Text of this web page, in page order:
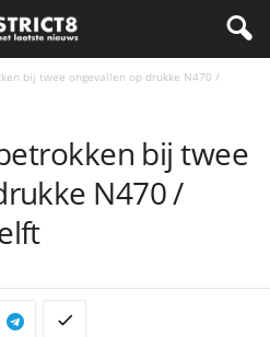
bij twee ongevallen op drukke N470 /
bij twee
N470 /